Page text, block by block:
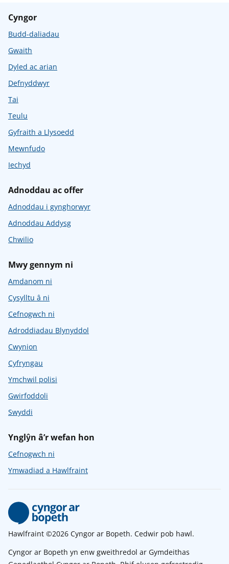
Cyngor
Budd-daliadau
Gwaith
Dyled ac arian
Defnyddwyr
Tai
Teulu
Gyfraith a Llysoedd
Mewnfudo
Iechyd
Adnoddau ac offer
Adnoddau i gynghorwyr
Adnoddau Addysg
Chwilio
Mwy gennym ni
Amdanom ni
Cysylltu â ni
Cefnogwch ni
Adroddiadau Blynyddol
Cwynion
Cyfryngau
Ymchwil polisi
Gwirfoddoli
Swyddi
Ynglŷn â’r wefan hon
Cefnogwch ni
Ymwadiad a Hawlfraint
Hawlfraint ©2026 Cyngor ar Bopeth. Cedwir pob hawl.
Cyngor ar Bopeth yn enw gweithredol ar Gymdeithas